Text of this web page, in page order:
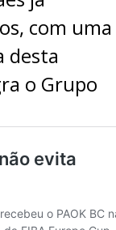
com uma
desta
o Grupo